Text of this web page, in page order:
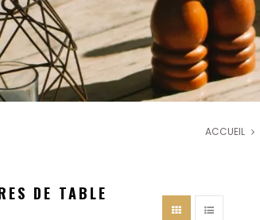
ACCUEIL
DE TABLE